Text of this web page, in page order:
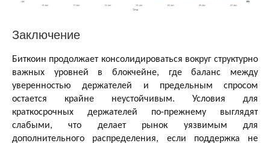
Заключение
Биткоин продолжает консолидироваться вокруг структурно
важных уровней в блокчейне, где баланс между
уверенностью держателей и предельным спросом
остается крайне неустойчивым. Условия для
краткосрочных держателей по-прежнему выглядят
слабыми, что делает рынок уязвимым для
дополнительного распределения, если поддержка не